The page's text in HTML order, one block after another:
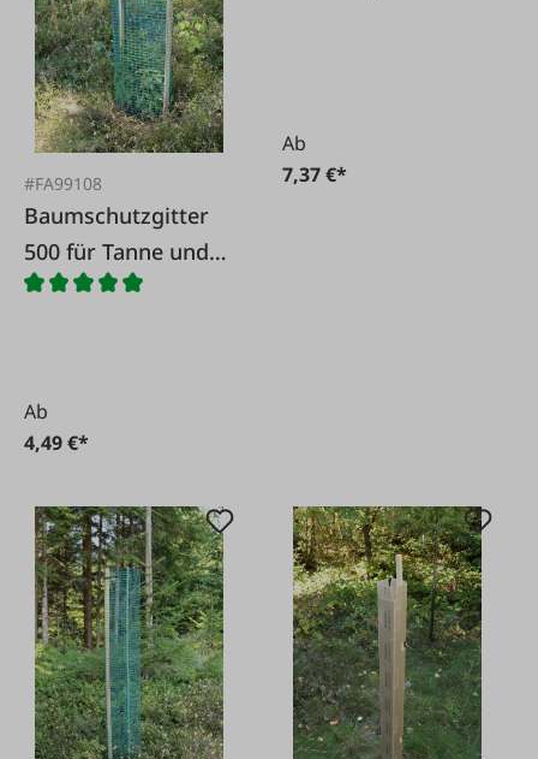
#FA99108
Baumschutzgitter
500 für Tanne und
Lärche 120cm
Ab
4,49 €*
Ab
7,37 €*